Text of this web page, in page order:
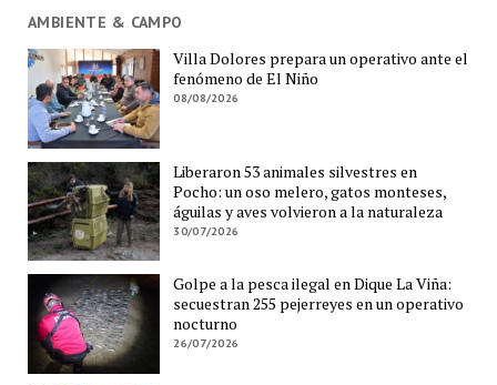
AMBIENTE & CAMPO
Villa Dolores prepara un operativo ante el
fenómeno de El Niño
08/08/2026
Liberaron 53 animales silvestres en
Pocho: un oso melero, gatos monteses,
águilas y aves volvieron a la naturaleza
30/07/2026
Golpe a la pesca ilegal en Dique La Viña:
secuestran 255 pejerreyes en un operativo
nocturno
26/07/2026